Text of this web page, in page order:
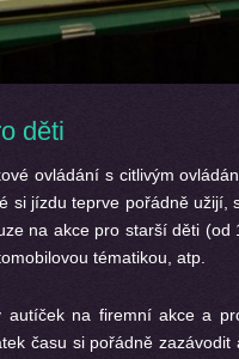
děti
ovládání s citlivým
si jízdu teprve pořádně užijí,
na akce pro starší děti
tématikou, atp.
autíček na firemní akce a
času si pořádně